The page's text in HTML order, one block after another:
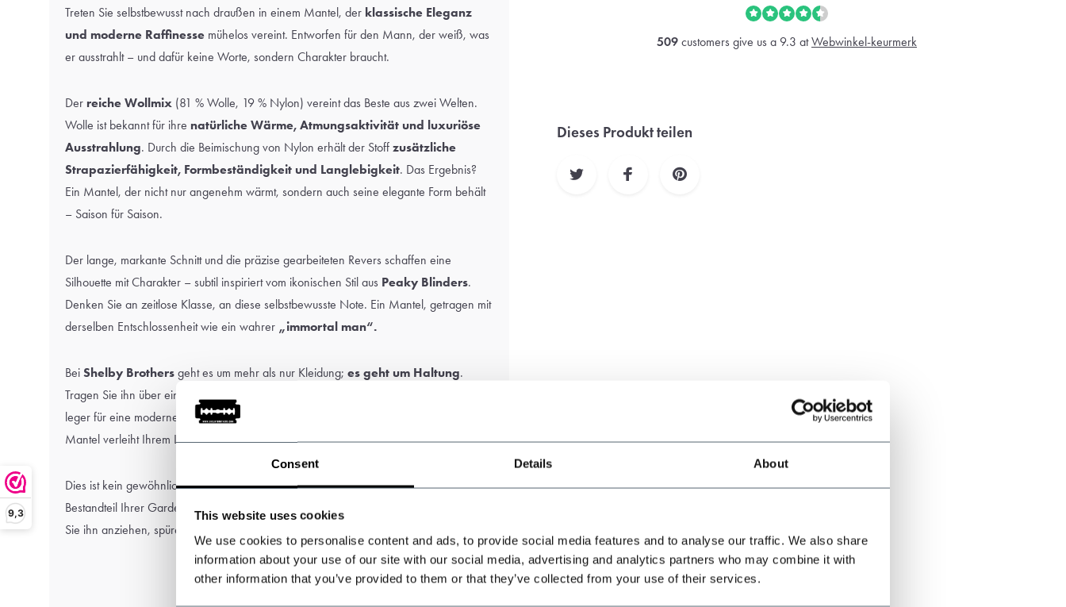
Consent Details About
This website uses cookies
We use cookies to personalise content and ads, to provide social media features and to analyse our traffic. We also share
information about your use of our site with our social media, advertising and analytics partners who may combine it with
other information that you’ve provided to them or that they’ve collected from your use of their services.
9,3
Treten Sie selbstbewusst nach draußen in einem Mantel, der klassische Eleganz
und moderne Raffinesse mühelos vereint. Entworfen für den Mann, der weiß, was
er ausstrahlt – und dafür keine Worte, sondern Charakter braucht.
Der reiche Wollmix (81 % Wolle, 19 % Nylon) vereint das Beste aus zwei Welten.
Wolle ist bekannt für ihre natürliche Wärme, Atmungsaktivität und luxuriöse
Ausstrahlung. Durch die Beimischung von Nylon erhält der Stoff zusätzliche
Strapazierfähigkeit, Formbeständigkeit und Langlebigkeit. Das Ergebnis?
Ein Mantel, der nicht nur angenehm wärmt, sondern auch seine elegante Form behält
– Saison für Saison.
Der lange, markante Schnitt und die präzise gearbeiteten Revers schaffen eine
Silhouette mit Charakter – subtil inspiriert vom ikonischen Stil aus Peaky Blinders.
Denken Sie an zeitlose Klasse, an diese selbstbewusste Note. Ein Mantel, getragen mit
derselben Entschlossenheit wie ein wahrer „immortal man“.
Bei Shelby Brothers geht es um mehr als nur Kleidung; es geht um Haltung.
Tragen Sie ihn über einem Anzug für einen eleganten Auftritt oder kombinieren Sie ihn
leger für eine moderne Interpretation. Ganz gleich, welcher Stil Ihrer ist – dieser
Mantel verleiht Ihrem Look Autorität ohne Übertreibung.
Dies ist kein gewöhnlicher Mantel. Es ist eine Investition in Stil – ein verlässlicher
Bestandteil Ihrer Garderobe, auf den Sie immer wieder zurückgreifen werden. Sobald
Sie ihn anziehen, spüren Sie den Unterschied.
509 customers give us a 9.3 atWebwinkel-keurmerk
Dieses Produkt teilen